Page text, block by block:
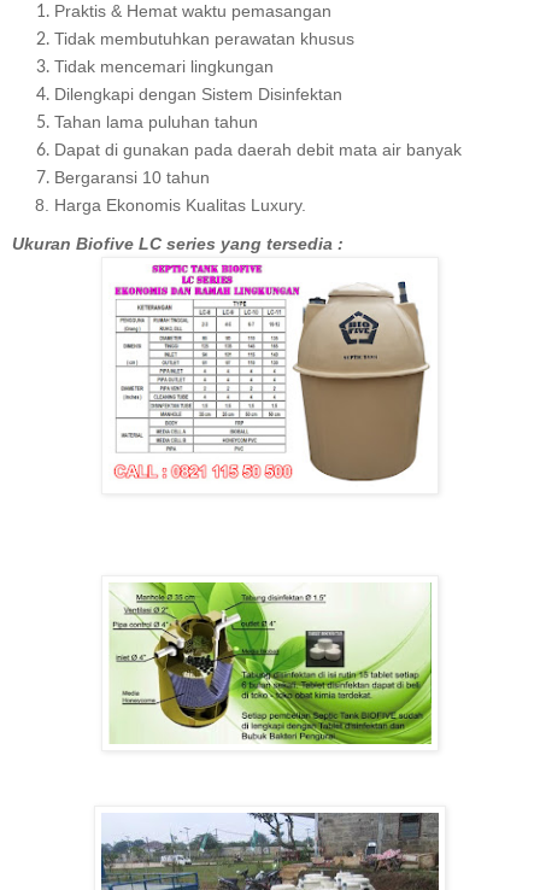
Praktis & Hemat waktu pemasangan
Tidak membutuhkan perawatan khusus
Tidak mencemari lingkungan
Dilengkapi dengan Sistem Disinfektan
Tahan lama puluhan tahun
Dapat di gunakan pada daerah debit mata air banyak
Bergaransi 10 tahun
Harga Ekonomis Kualitas Luxury.
Ukuran Biofive LC series yang tersedia :